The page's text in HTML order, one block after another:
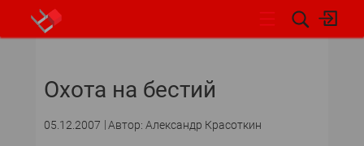
Охота на бестий
05.12.2007 Автор: Александр Красоткин